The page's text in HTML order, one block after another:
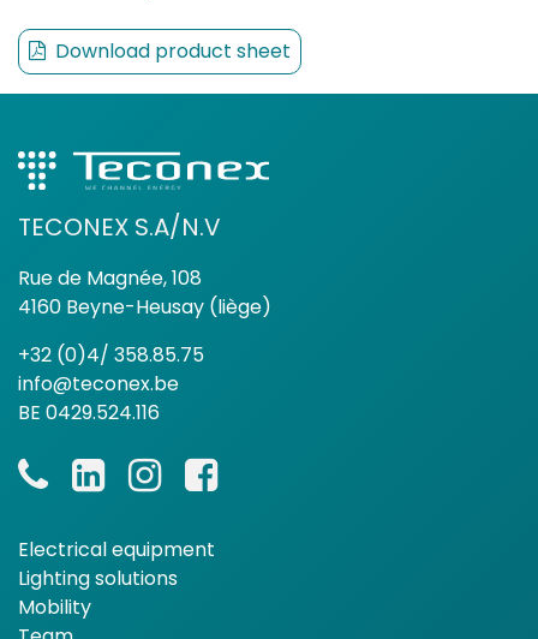
Download product sheet
TECONEX S.A/N.V
Rue de Magnée, 108
4160 Beyne-Heusay (liège)
+32 (0)4/ 358.85.75
info@teconex.be
BE 0429.524.116
Electrical equipment
Lighting solutions
Mobility